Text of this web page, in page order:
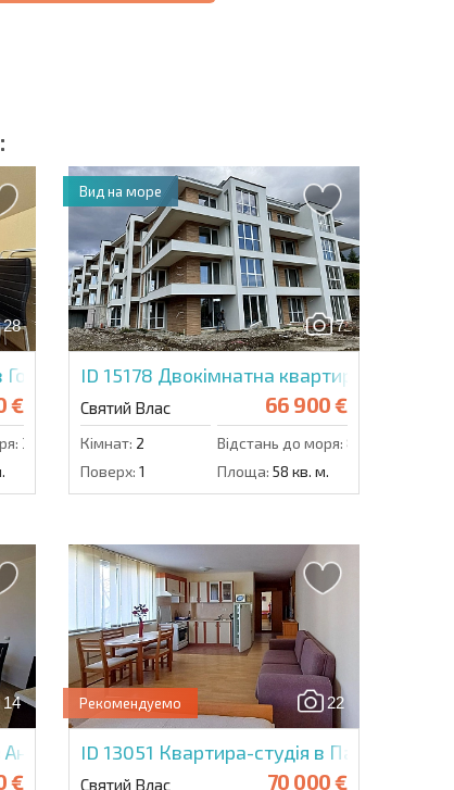
| Натискаючи кнопку, ви дозволяєте
повідомлення
28
Горизонт
€
300 м.
7
ID 15178 Двокімнатна квартира в Вілла
Святий Влас 66 900 €
Кімнат: 2 Відстань до моря: 800 м.
Поверх: 1 Площа: 58 кв. м.
Вид на море
14
€
22
Рекомендуемо
ID 13051 Квартира-студія в Панорама
Святий Влас 70 000 €